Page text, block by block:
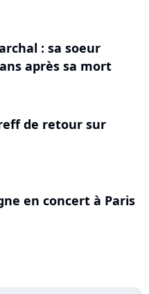
: sa soeur
après sa mort
de retour sur
en concert à Paris